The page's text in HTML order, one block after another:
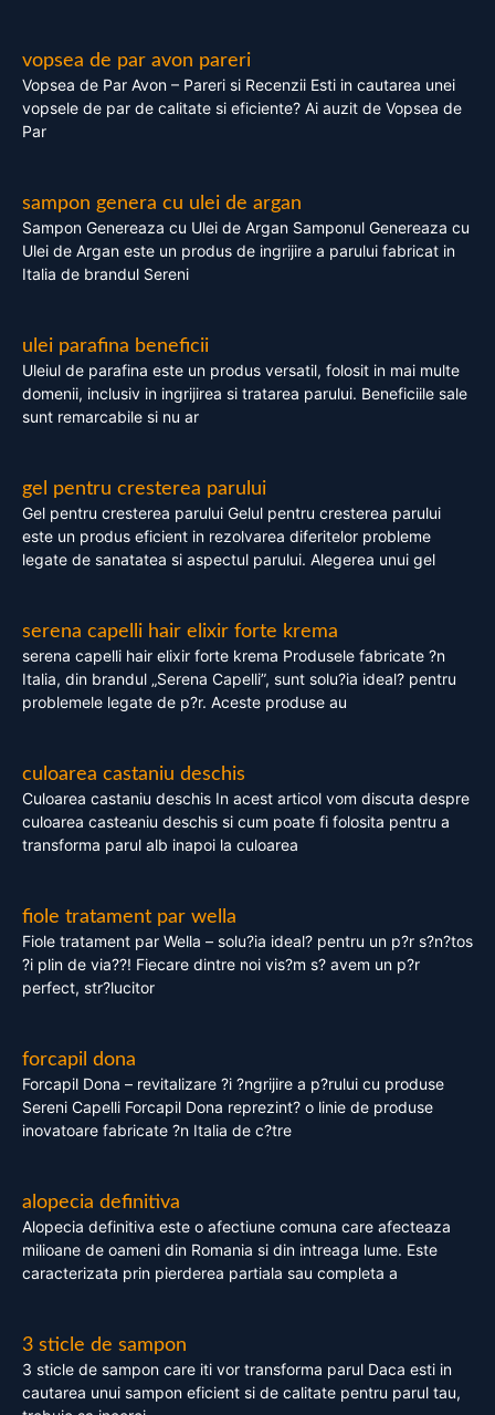
vopsea de par avon pareri
Vopsea de Par Avon – Pareri si Recenzii Esti in cautarea unei
vopsele de par de calitate si eficiente? Ai auzit de Vopsea de
Par
sampon genera cu ulei de argan
Sampon Genereaza cu Ulei de Argan Samponul Genereaza cu
Ulei de Argan este un produs de ingrijire a parului fabricat in
Italia de brandul Sereni
ulei parafina beneficii
Uleiul de parafina este un produs versatil, folosit in mai multe
domenii, inclusiv in ingrijirea si tratarea parului. Beneficiile sale
sunt remarcabile si nu ar
gel pentru cresterea parului
Gel pentru cresterea parului Gelul pentru cresterea parului
este un produs eficient in rezolvarea diferitelor probleme
legate de sanatatea si aspectul parului. Alegerea unui gel
serena capelli hair elixir forte krema
serena capelli hair elixir forte krema Produsele fabricate ?n
Italia, din brandul „Serena Capelli”, sunt solu?ia ideal? pentru
problemele legate de p?r. Aceste produse au
culoarea castaniu deschis
Culoarea castaniu deschis In acest articol vom discuta despre
culoarea casteaniu deschis si cum poate fi folosita pentru a
transforma parul alb inapoi la culoarea
fiole tratament par wella
Fiole tratament par Wella – solu?ia ideal? pentru un p?r s?n?tos
?i plin de via??! Fiecare dintre noi vis?m s? avem un p?r
perfect, str?lucitor
forcapil dona
Forcapil Dona – revitalizare ?i ?ngrijire a p?rului cu produse
Sereni Capelli Forcapil Dona reprezint? o linie de produse
inovatoare fabricate ?n Italia de c?tre
alopecia definitiva
Alopecia definitiva este o afectiune comuna care afecteaza
milioane de oameni din Romania si din intreaga lume. Este
caracterizata prin pierderea partiala sau completa a
3 sticle de sampon
3 sticle de sampon care iti vor transforma parul Daca esti in
cautarea unui sampon eficient si de calitate pentru parul tau,